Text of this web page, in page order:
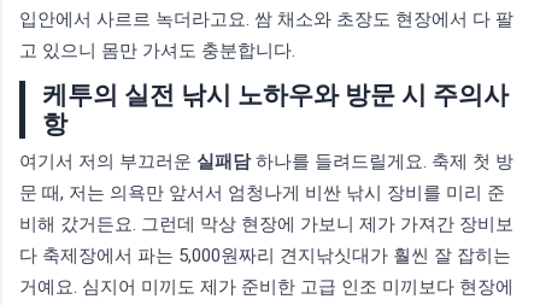
입안에서 사르르 녹더라고요. 쌈 채소와 초장도 현장에서 다 팔
고 있으니 몸만 가셔도 충분합니다.
케투의 실전 낚시 노하우와 방문 시 주의사
항
여기서 저의 부끄러운 실패담하나를 들려드릴게요. 축제 첫 방
문 때, 저는 의욕만 앞서서 엄청나게 비싼 낚시 장비를 미리 준
비해 갔거든요. 그런데 막상 현장에 가보니 제가 가져간 장비보
다 축제장에서 파는 5,000원짜리 견지낚싯대가 훨씬 잘 잡히는
거예요. 심지어 미끼도 제가 준비한 고급 인조 미끼보다 현장에